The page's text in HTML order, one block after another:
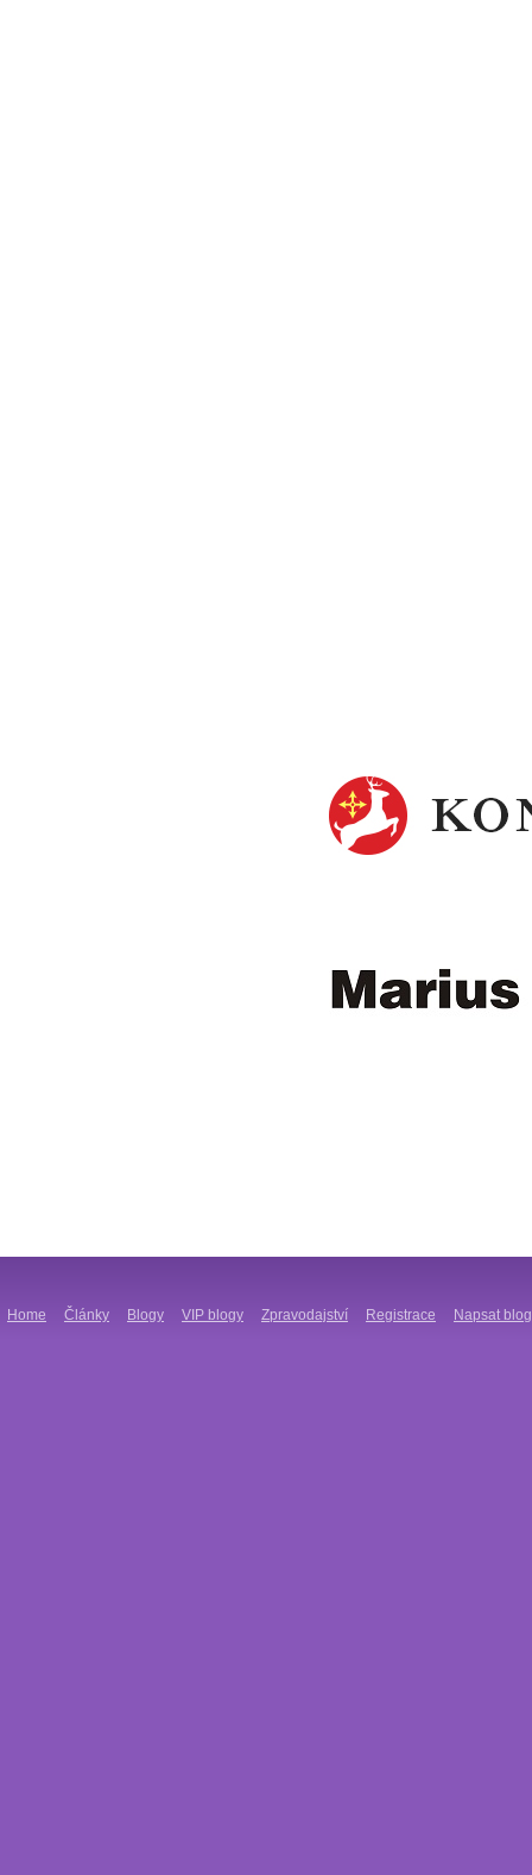
Home Články Blogy VIP blogy Zpravodajství Registrace Napsat blog